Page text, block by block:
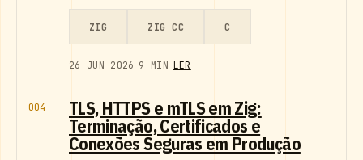
ZIG ZIG CC C
26 JUN 2026 9 MIN LER
004 TLS, HTTPS e mTLS em Zig:
Terminação, Certificados e
Conexões Seguras em Produção